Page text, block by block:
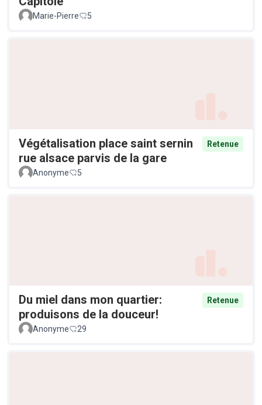
Marie-Pierre 5
Végétalisation place saint sernin
rue alsace parvis de la gare
Retenue
Anonyme 5
Du miel dans mon quartier:
produisons de la douceur!
Retenue
Anonyme 29